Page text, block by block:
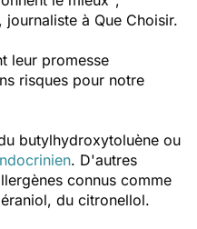
à Que Choisir.
leur promesse
risques pour notre
butylhydroxytoluène ou
. D'autres
connus comme
du citronellol.